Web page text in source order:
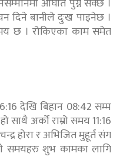
दिने बानीले दुःख पाइनेछ ।
छ । रोकिएका काम समेत
देखि बिहान 08:42 सम्म
अर्को राम्रो समय 11:16
होरा र अभिजित मुहूर्त संग
समयहरु शुभ कामका लागि